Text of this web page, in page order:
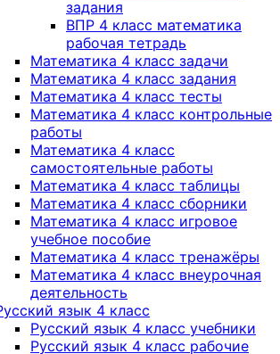
задания
ВПР 4 класс математика
рабочая тетрадь
Математика 4 класс задачи
Математика 4 класс задания
Математика 4 класс тесты
Математика 4 класс контрольные
работы
Математика 4 класс
самостоятельные работы
Математика 4 класс таблицы
Математика 4 класс сборники
Математика 4 класс игровое
учебное пособие
Математика 4 класс тренажёры
Математика 4 класс внеурочная
деятельность
язык 4 класс
Русский язык 4 класс учебники
Русский язык 4 класс рабочие